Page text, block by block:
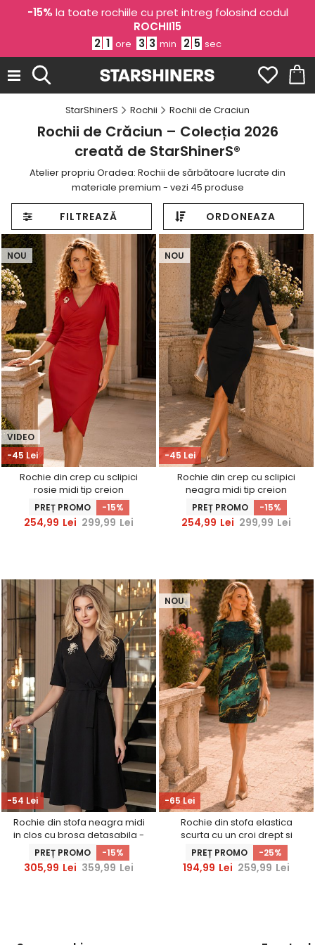
-15% la toate rochiile cu pret intreg folosind codul
ROCHII15
2 1 ore 3 3 min 2 3 sec
StarShinerS Rochii Rochii de Craciun
Rochii de Crăciun – Colecția 2026
creată de StarShinerS®
Atelier propriu Oradea: Rochii de sărbătoare lucrate din
materiale premium - vezi 45 produse
FILTREAZĂ ORDONEAZA
-45 Lei
VIDEO
NOU
Rochie din crep cu sclipici
rosie midi tip creion
accesorizata cu brosa si
decolteu petrecut -
StarShinerS
PREȚ PROMO -15%
254,99 Lei 299,99 Lei
-45 Lei
NOU
Rochie din crep cu sclipici
neagra midi tip creion
accesorizata cu brosa si
decolteu petrecut -
StarShinerS
PREȚ PROMO -15%
254,99 Lei 299,99 Lei
-54 Lei
Rochie din stofa neagra midi
in clos cu brosa detasabila -
StarShinerS
PREȚ PROMO -15%
305,99 Lei 359,99 Lei
-65 Lei
NOU
Rochie din stofa elastica
scurta cu un croi drept si
imprimeu digital abstract -
StarShinerS
PREȚ PROMO -25%
194,99 Lei 259,99 Lei